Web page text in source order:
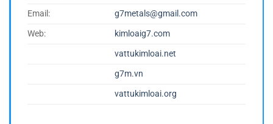
Email:
g7metals@gmail.com
Web:
kimloaig7.com
vattukimloai.net
g7m.vn
vattukimloai.org